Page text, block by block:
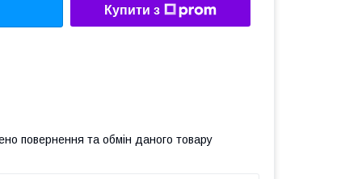
Купити з
повернення та обмін даного товару